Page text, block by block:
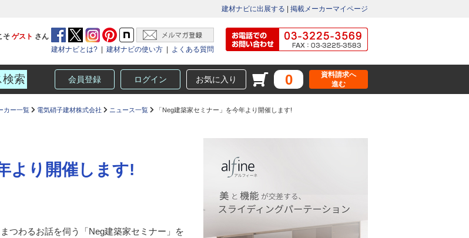
建材ナビに出展する 掲載メーカーマイページ
そ ゲスト さん
建材ナビとは?
建材ナビの使い方 よくある質問
会員登録 ログイン お気に入り 0
資料請求へ
進む
カー一覧 電気硝子建材株式会社 ニュース一覧 「Neg建築家セミナー」を今年より開催します!
より開催します!
つわるお話を伺う「Neg建築家セミナー」を